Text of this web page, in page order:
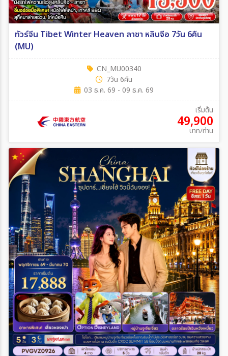
ทัวร์จีน Tibet Winter Heaven ลาซา หลินจือ 7วัน 6คืน
(MU)
CN_MU00340
7วัน 6คืน
03 ธ.ค. 69 - 09 ธ.ค. 69
เริ่มต้น
49,900
บาท/ท่าน